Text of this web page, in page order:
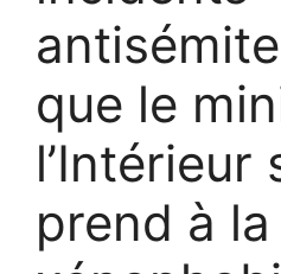
que le
l’Intérieur
prend à la